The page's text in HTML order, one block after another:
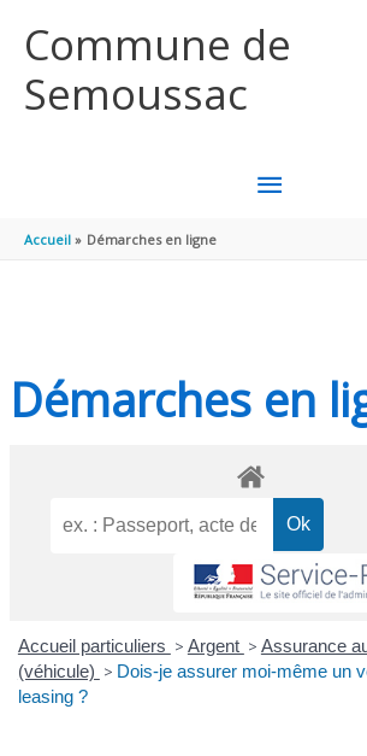
Commune de
Semoussac
MENU
Accueil Démarches en ligne
Démarches en
Accueil particuliers > Argent > Assurance
(véhicule) > Dois-je assurer moi-même un
leasing ?